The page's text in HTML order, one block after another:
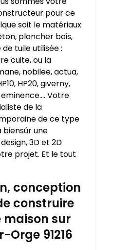
pour ce
soit le matériaux
plancher bois,
tuile utilisée :
cuite, ou la
nobilee, actua,
HP20, giverny,
Votre
de la
de ce type
biensûr une
3D et 2D
projet. Et le tout
conception
construire
maison sur
91216